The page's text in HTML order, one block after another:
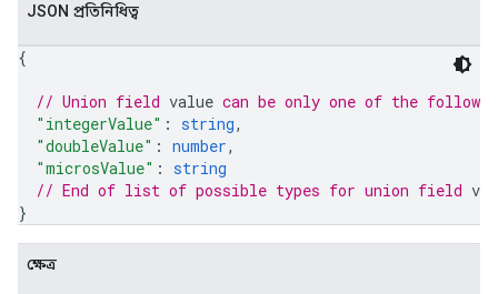
JSON প্রতিনিধিত্ব
{
// Union field value can be only one of the
"integerValue" : string,
"doubleValue" : number,
"microsValue" : string
// End of list of possible types for union field
}
ক্ষেত্র